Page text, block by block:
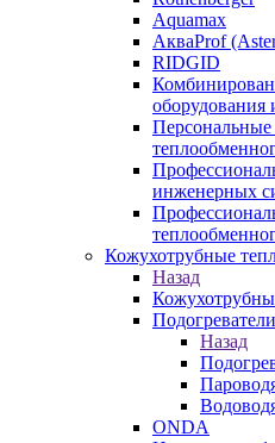
Aquamax
АкваProf
RIDGID
инженерных
Кожухотрубные
Назад
Подогреватели
Назад
ONDA